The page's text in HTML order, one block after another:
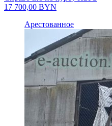
17 700,00 BYN
Арестованное